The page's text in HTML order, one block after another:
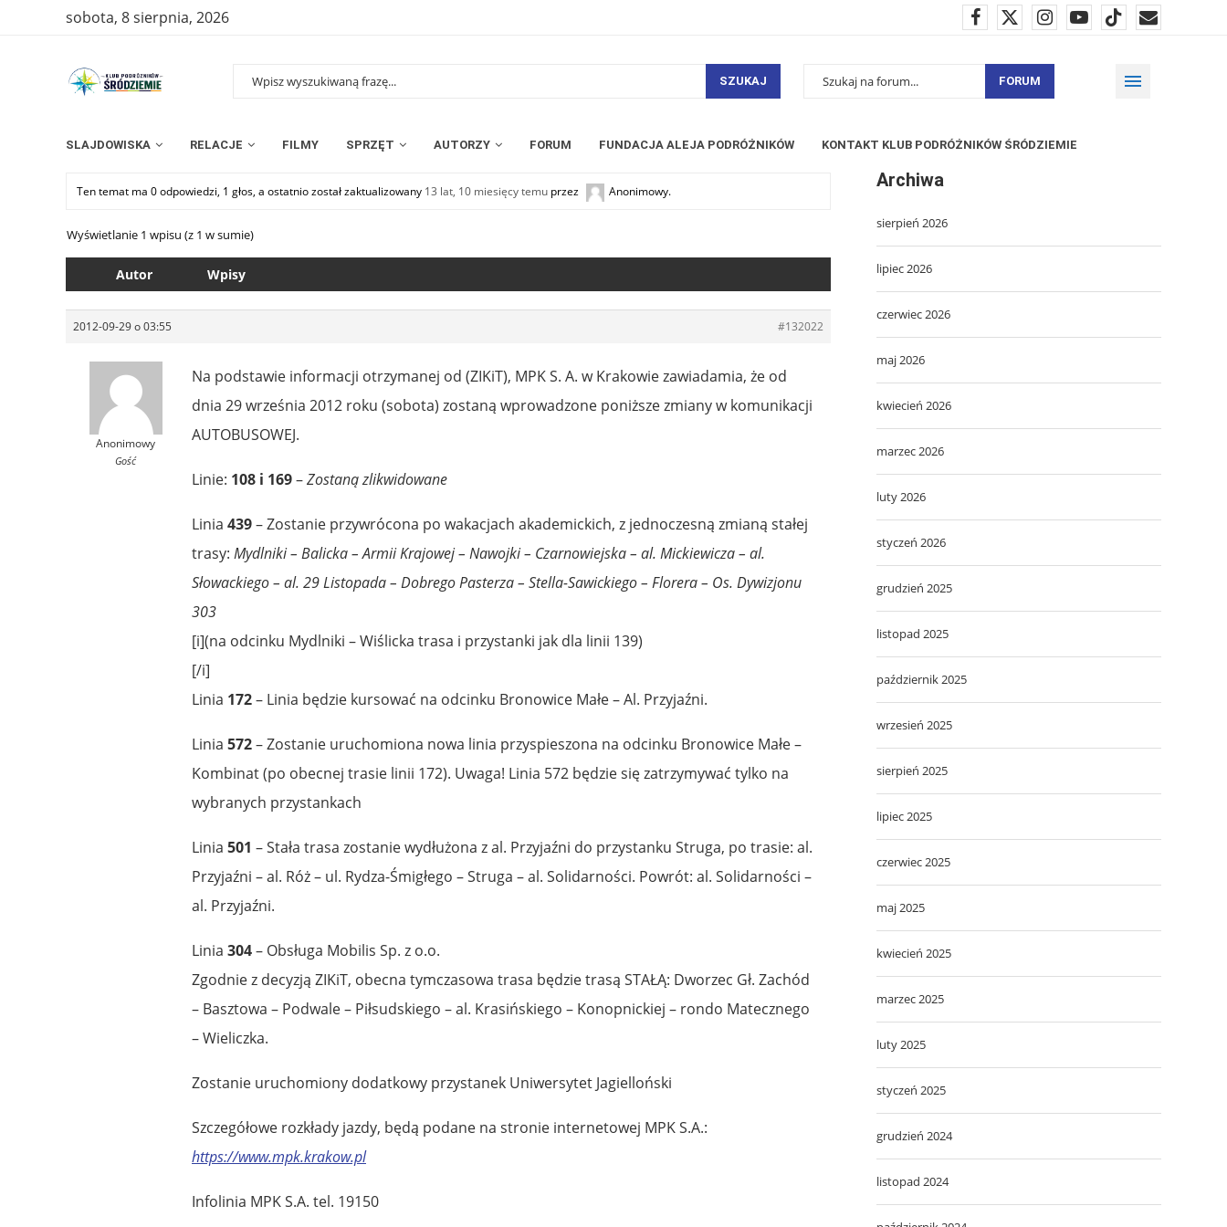
sobota, 8 sierpnia, 2026
SZUKAJ FORUM
SLAJDOWISKA RELACJE FILMY SPRZĘT AUTORZY FORUM FUNDACJA ALEJA PODRÓŻNIKÓW KONTAKT KLUB PODRÓŻNIKÓW ŚRÓDZIEMIE
Ten temat ma 0 odpowiedzi, 1 głos, a ostatnio został zaktualizowany 13 lat, 10 miesięcy temu przez Anonimowy.
Wyświetlanie 1 wpisu (z 1 w sumie)
Autor Wpisy
2012-09-29 o 03:55 #132022
Anonimowy
Gość
Na podstawie informacji otrzymanej od (ZIKiT), MPK S. A. w Krakowie zawiadamia, że od
dnia 29 września 2012 roku (sobota) zostaną wprowadzone poniższe zmiany w komunikacji
AUTOBUSOWEJ.
Linie: 108 i 169–Zostaną zlikwidowane
Linia 439– Zostanie przywrócona po wakacjach akademickich, z jednoczesną zmianą stałej
trasy: Mydlniki – Balicka – Armii Krajowej – Nawojki – Czarnowiejska – al. Mickiewicza – al.
Słowackiego – al. 29 Listopada – Dobrego Pasterza – Stella-Sawickiego – Florera – Os. Dywizjonu
303
[i](na odcinku Mydlniki – Wiślicka trasa i przystanki jak dla linii 139)
[/i]
Linia 172– Linia będzie kursować na odcinku Bronowice Małe – Al. Przyjaźni.
Linia 572– Zostanie uruchomiona nowa linia przyspieszona na odcinku Bronowice Małe –
Kombinat (po obecnej trasie linii 172). Uwaga! Linia 572 będzie się zatrzymywać tylko na
wybranych przystankach
Linia 501 – Stała trasa zostanie wydłużona z al. Przyjaźni do przystanku Struga, po trasie: al.
Przyjaźni – al. Róż – ul. Rydza-Śmigłego – Struga – al. Solidarności. Powrót: al. Solidarności –
al. Przyjaźni.
Linia 304– Obsługa Mobilis Sp. z o.o.
Zgodnie z decyzją ZIKiT, obecna tymczasowa trasa będzie trasą STAŁĄ: Dworzec Gł. Zachód
– Basztowa – Podwale – Piłsudskiego – al. Krasińskiego – Konopnickiej – rondo Matecznego
– Wieliczka.
Zostanie uruchomiony dodatkowy przystanek Uniwersytet Jagielloński
Szczegółowe rozkłady jazdy, będą podane na stronie internetowej MPK S.A.:
https://www.mpk.krakow.pl
Infolinia MPK S.A. tel. 19150
Archiwa
sierpień 2026
lipiec 2026
czerwiec 2026
maj 2026
kwiecień 2026
marzec 2026
luty 2026
styczeń 2026
grudzień 2025
listopad 2025
październik 2025
wrzesień 2025
sierpień 2025
lipiec 2025
czerwiec 2025
maj 2025
kwiecień 2025
marzec 2025
luty 2025
styczeń 2025
grudzień 2024
listopad 2024